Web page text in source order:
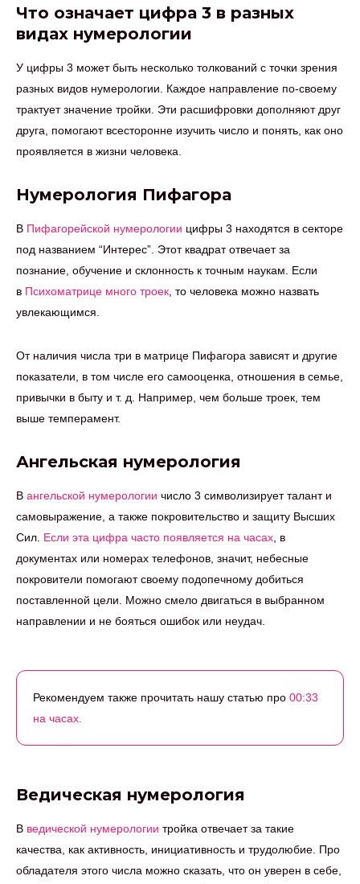
Что означает цифра 3 в разных
видах нумерологии
У цифры 3 может быть несколько толкований с точки зрения
разных видов нумерологии. Каждое направление по-своему
трактует значение тройки. Эти расшифровки дополняют друг
друга, помогают всесторонне изучить число и понять, как оно
проявляется в жизни человека.
Нумерология Пифагора
В Пифагорейской нумерологии цифры 3 находятся в секторе
под названием “Интерес”. Этот квадрат отвечает за
познание, обучение и склонность к точным наукам. Если
в Психоматрице много троек , то человека можно назвать
увлекающимся.
От наличия числа три в матрице Пифагора зависят и другие
показатели, в том числе его самооценка, отношения в семье,
привычки в быту и т. д. Например, чем больше троек, тем
выше темперамент.
Ангельская нумерология
В ангельской нумерологии число 3 символизирует талант и
самовыражение, а также покровительство и защиту Высших
Сил. Если эта цифра часто появляется на часах , в
документах или номерах телефонов, значит, небесные
покровители помогают своему подопечному добиться
поставленной цели. Можно смело двигаться в выбранном
направлении и не бояться ошибок или неудач.
Рекомендуем также прочитать нашу статью про 00:33
на часах.
Ведическая нумерология
В ведической нумерологии тройка отвечает за такие
качества, как активность, инициативность и трудолюбие. Про
обладателя этого числа можно сказать, что он уверен в себе,